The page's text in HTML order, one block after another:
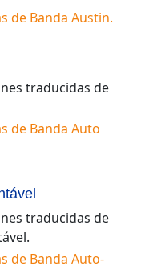
de Banda Austin.
traducidas de
de Banda Auto
traducidas de
.
de Banda Auto-